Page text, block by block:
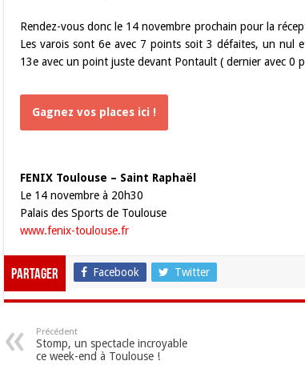
Rendez-vous donc le 14 novembre prochain pour la
Les varois sont 6e avec 7 points soit 3 défaites, un nul
13e avec un point juste devant Pontault ( dernier avec 0
Gagnez vos places ici !
FENIX Toulouse – Saint Raphaël
Le 14 novembre à 20h30
Palais des Sports de Toulouse
www.fenix-toulouse.fr
Partager Facebook Twitter
Précédent
Stomp, un spectacle incroyable
ce week-end à Toulouse !